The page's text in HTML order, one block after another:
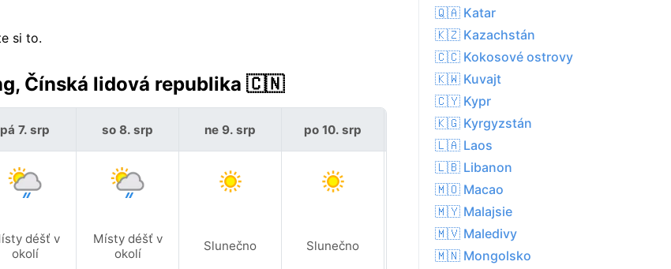
si to.
Čínská lidová republika 🇨🇳
pá 7. srp
déšť v
okolí
so 8. srp
Místy déšť v
okolí
ne 9. srp
Slunečno
po 10. srp
Slunečno
út 11. srp
Slunečno
🇶🇦 Katar
🇰🇿 Kazachstán
🇨🇨 Kokosové ostrovy
🇰🇼 Kuvajt
🇨🇾 Kypr
🇰🇬 Kyrgyzstán
🇱🇦 Laos
🇱🇧 Libanon
🇲🇴 Macao
🇲🇾 Malajsie
🇲🇻 Maledivy
🇲🇳 Mongolsko